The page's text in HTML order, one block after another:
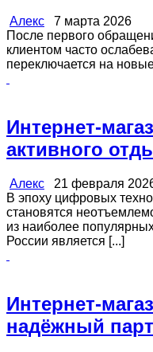
Алекс 7 марта 2026
После первого
клиентом часто
переключается на
Интернет-
активного
Алекс 21 февраля
В эпоху цифровых
становятся
из наиболее
России является [...]
Интернет-
надёжный